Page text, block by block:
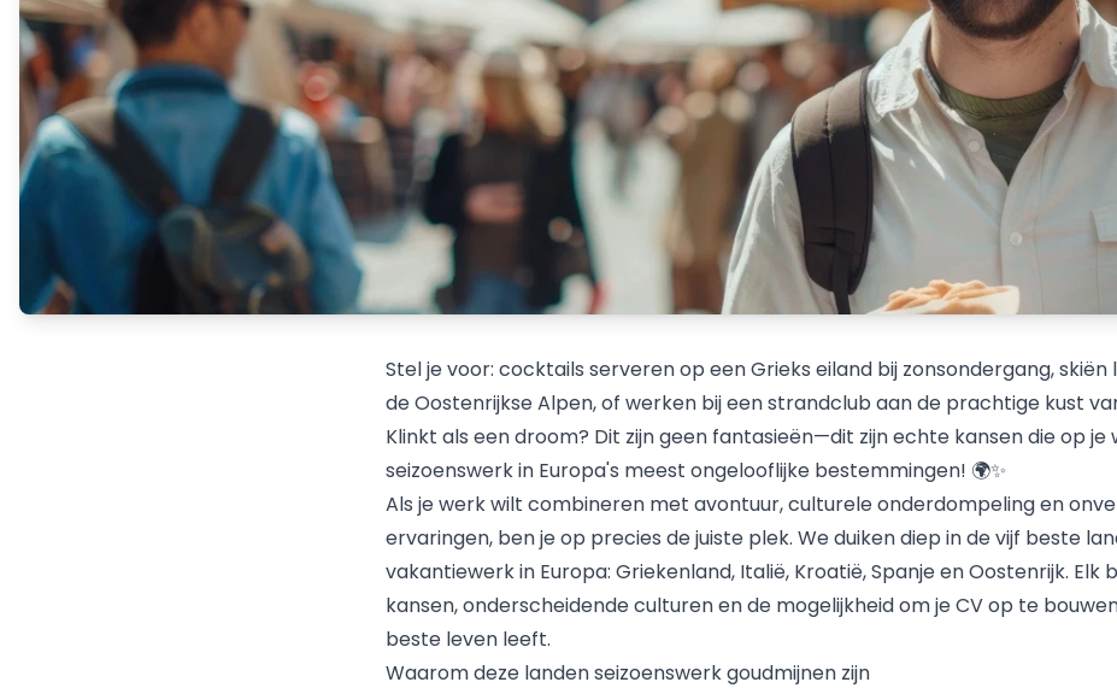
Stel je voor: cocktails serveren op een Grieks eiland bij zonsondergang, skiën
de Oostenrijkse Alpen, of werken bij een strandclub aan de prachtige kust
Klinkt als een droom? Dit zijn geen fantasieën—dit zijn echte kansen die op je
seizoenswerk in Europa's meest ongelooflijke bestemmingen! 🌍✨
Als je werk wilt combineren met avontuur, culturele onderdompeling en
ervaringen, ben je op precies de juiste plek. We duiken diep in de vijf beste
vakantiewerk in Europa: Griekenland, Italië, Kroatië, Spanje en Oostenrijk. Elk
kansen, onderscheidende culturen en de mogelijkheid om je CV op te
beste leven leeft.
Waarom deze landen seizoenswerk goudmijnen zijn